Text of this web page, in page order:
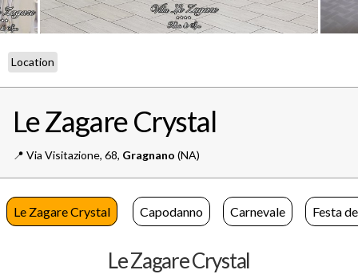
Location
Le Zagare Crystal
📍️ Via Visitazione, 68, Gragnano (NA)
Le Zagare Crystal Capodanno Carnevale Festa
Le Zagare Crystal